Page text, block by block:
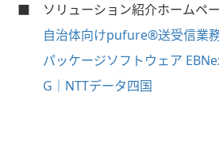
■ ソリューション紹介ホームペ
自治体向けpufure®送受信業
パッケージソフトウェア
G｜NTTデータ四国